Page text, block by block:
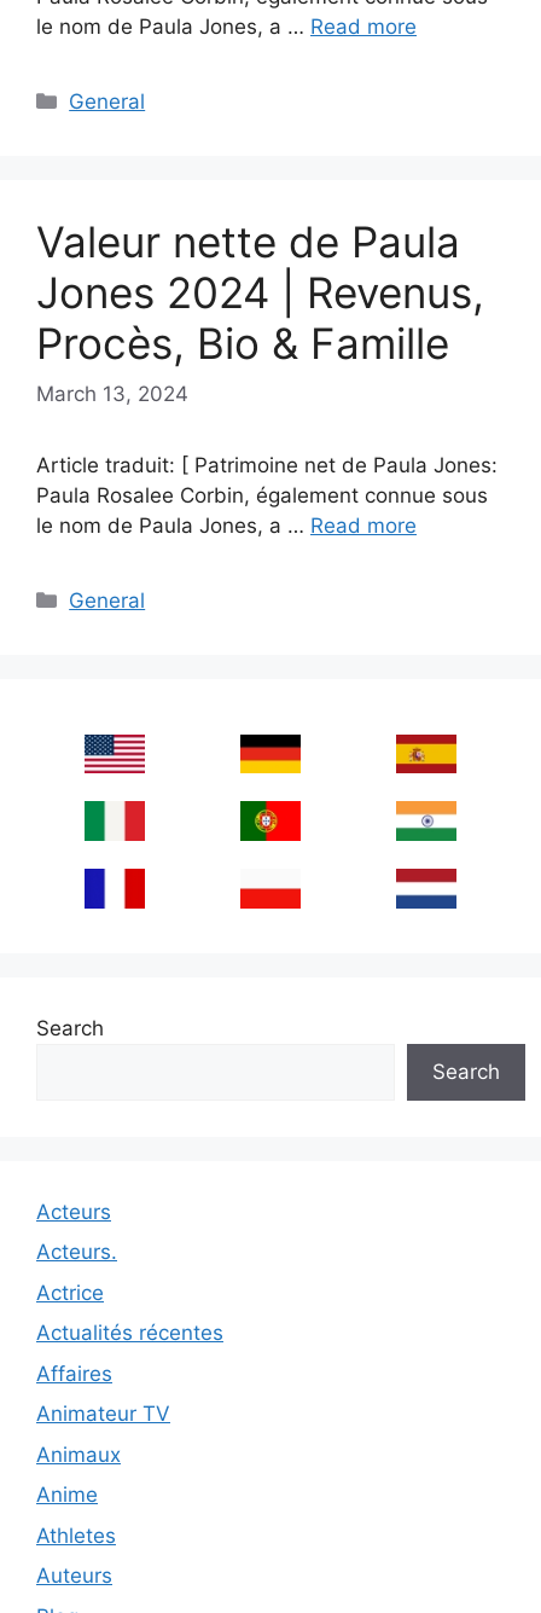
le nom de Paula Jones, a … Read more
Categories
General
Valeur nette de Paula
Jones 2024 | Revenus,
Procès, Bio & Famille
March 13, 2024
Article traduit: [ Patrimoine net de Paula Jones:
Paula Rosalee Corbin, également connue sous
le nom de Paula Jones, a … Read more
Categories
General
Search
Search
Acteurs
Acteurs.
Actrice
Actualités récentes
Affaires
Animateur TV
Animaux
Anime
Athletes
Auteurs